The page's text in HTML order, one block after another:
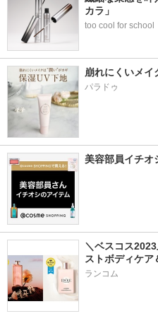
カラ」
too cool for school
崩れにくいメイ
パラドゥ
美容部員イチオ
＼ベスコス
ストボディケア
ランコム